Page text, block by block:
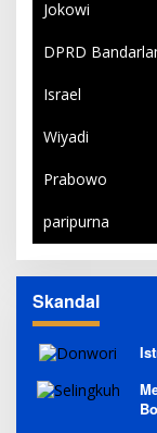
Jokowi
DPRD
Israel
Wiyadi
Prabowo
paripurna
Skandal